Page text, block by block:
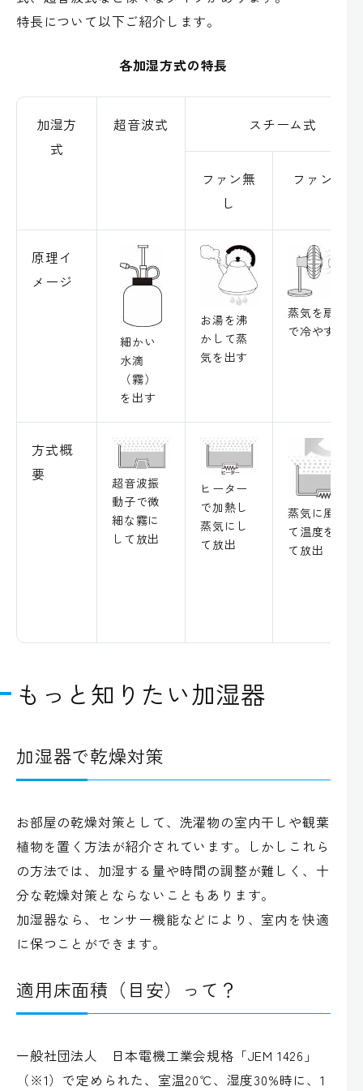
特長について以下ご紹介します。
各加湿方式の特長
加湿方
式
超音波式 スチーム式
ファン無
し
ファン付き
原理イ
メージ
細かい
水滴
（霧）
を出す
お湯を沸
かして蒸
気を出す
蒸気を扇風機
で冷やす
方式概
要
超音波振
動子で微
細な霧に
して放出
ヒーター
で加熱し
蒸気にし
て放出
蒸気に風を当
て温度を下げ
て放出
もっと知りたい加湿器
加湿器で乾燥対策
お部屋の乾燥対策として、洗濯物の室内干しや観葉
植物を置く方法が紹介されています。しかしこれら
の方法では、加湿する量や時間の調整が難しく、十
分な乾燥対策とならないこともあります。
加湿器なら、センサー機能などにより、室内を快適
に保つことができます。
適用床面積（目安）って？
一般社団法人 日本電機工業会規格「JEM 1426」
（※1）で定められた、室温20℃、湿度30%時に、1